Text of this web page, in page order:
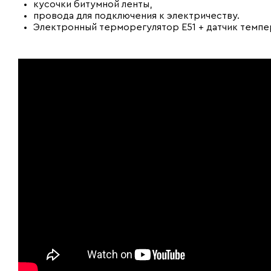
кусочки битумной ленты,
провода для подключения к электричеству.
Электронный терморегулятор E51 + датчик